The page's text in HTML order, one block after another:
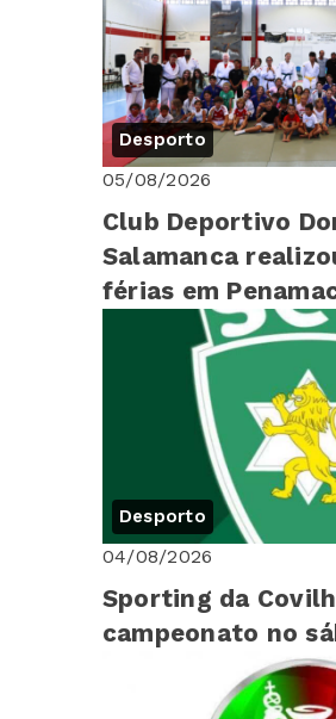
Desporto
05/08/2026
Club Deportivo
Salamanca
férias em
Desporto
04/08/2026
Sporting da
campeonato no